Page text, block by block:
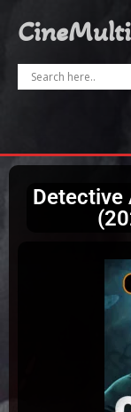
Detective